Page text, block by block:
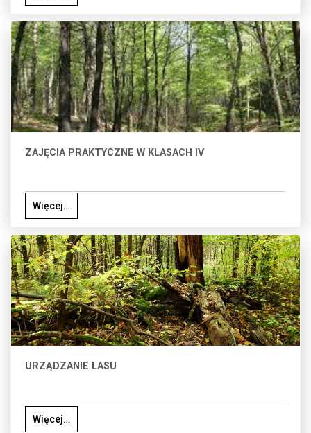
ZAJĘCIA PRAKTYCZNE W KLASACH IV
Więcej…
URZĄDZANIE LASU
Więcej…